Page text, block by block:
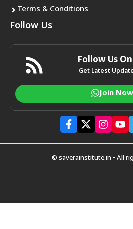
Terms & Conditions
Follow Us
Follow Us
Get Latest
Join Now
© saverainstitute.in • All